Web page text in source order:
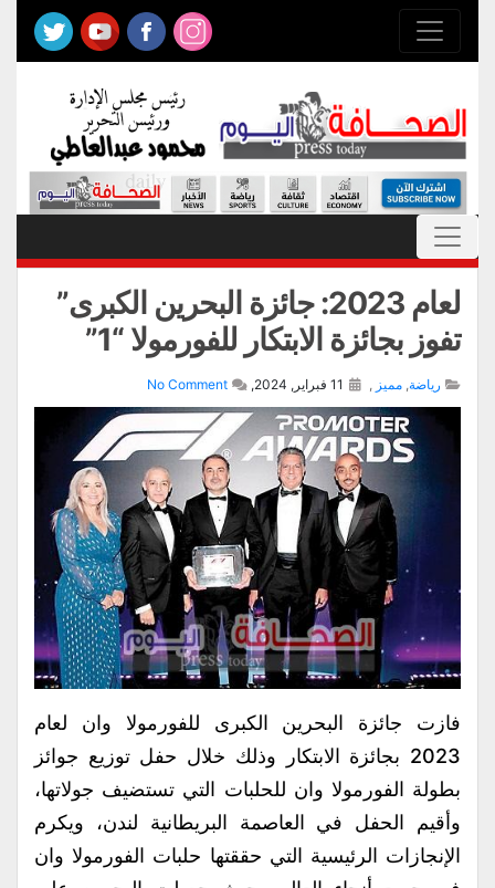
لعام 2023: جائزة البحرين الكبرى”
تفوز بجائزة الابتكار للفورمولا “1”
رياضة, مميز ,
No Comment
فازت جائزة البحرين الكبرى للفورمولا وان لعام
2023 بجائزة الابتكار وذلك خلال حفل توزيع جوائز
بطولة الفورمولا وان للحلبات التي تستضيف جولاتها،
وأقيم الحفل في العاصمة البريطانية لندن، ويكرم
الإنجازات الرئيسية التي حققتها حلبات الفورمولا وان